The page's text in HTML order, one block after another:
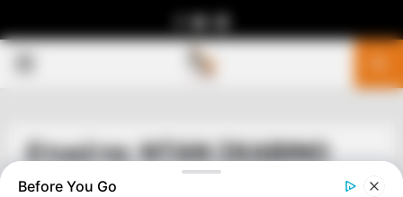
Ετικέτα: ΝΤΑΝ ΣΚΑΒΙΝΟ
Before You Go